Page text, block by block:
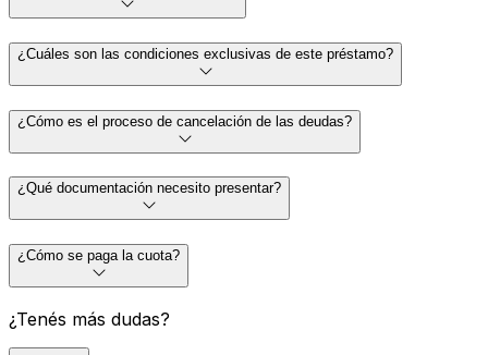
¿Cuáles son las condiciones exclusivas de este préstamo?
¿Cómo es el proceso de cancelación de las deudas?
¿Qué documentación necesito presentar?
¿Cómo se paga la cuota?
¿Tenés más dudas?